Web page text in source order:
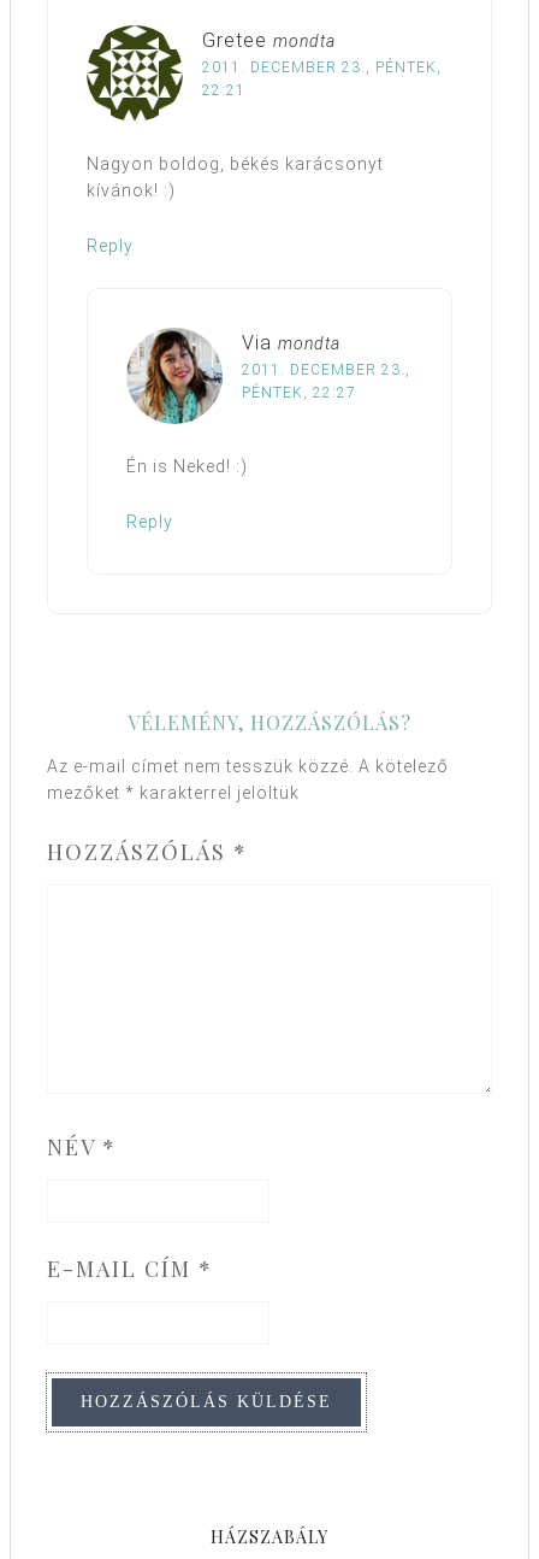
Gretee mondta
2011. DECEMBER 23., PÉNTEK,
22:21
Nagyon boldog, békés karácsonyt
kívánok! :)
Reply
Via mondta
2011. DECEMBER 23.,
PÉNTEK, 22:27
Én is Neked! :)
Reply
VÉLEMÉNY, HOZZÁSZÓLÁS?
Az e-mail címet nem tesszük közzé. A kötelező
mezőket * karakterrel jelöltük
HOZZÁSZÓLÁS *
NÉV *
E-MAIL CÍM *
HÁZSZABÁLY